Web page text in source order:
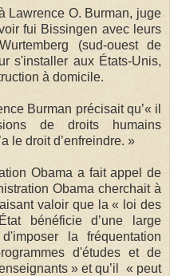
Lawrence O. Burman, juge
fui Bissingen avec leurs
(sud-ouest de
s'installer aux États-Unis,
à domicile.
Burman précisait qu’« il
de droits humains
le droit d’enfreindre. »
Obama a fait appel de
Obama cherchait à
valoir que la « loi des
bénéficie d’une large
la fréquentation
d'études et de
» et qu’il « peut